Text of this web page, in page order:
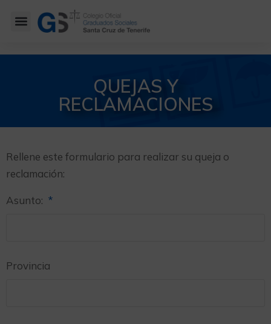
QUEJAS Y
RECLAMACIONES
Rellene este formulario para realizar su queja o
reclamación:
Asunto: *
Provincia